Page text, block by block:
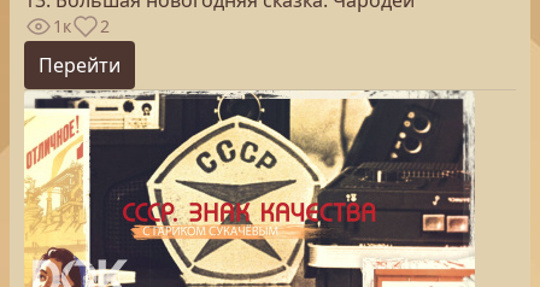
1к 2
Перейти